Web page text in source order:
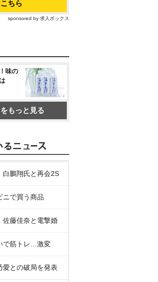
ちら
sponsored by 求人ボックス
味の
もっと見る
白鵬翔氏と再会2S
ニで買う商品
佐藤佳奈と電撃婚
で筋トレ…激変
愛との破局を発表